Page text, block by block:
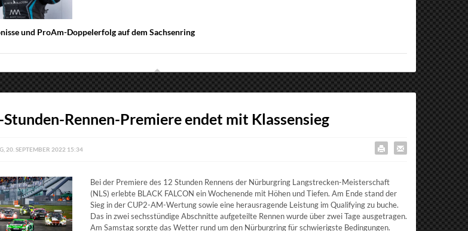
und ProAm-Doppelerfolg auf dem Sachsenring
Rennen-Premiere endet mit Klassensieg
20. SEPTEMBER 2022 15:34
Bei der Premiere des 12 Stunden Rennens der Nürburgring Langstrecken-Meisterschaft
(NLS) erlebte BLACK FALCON ein Wochenende mit Höhen und Tiefen. Am Ende stand der
Sieg in der CUP2-AM-Wertung sowie eine herausragende Leistung im Qualifying zu buche.
Das in zwei sechsstündige Abschnitte aufgeteilte Rennen wurde über zwei Tage ausgetragen.
Am Samstag sorgte das Wetter rund um den Nürburgring für schwierigste Bedingungen.